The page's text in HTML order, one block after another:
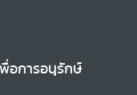
อการอนุรักษ์